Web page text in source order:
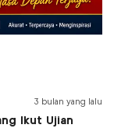
3 bulan yang lalu
Ikut Ujian